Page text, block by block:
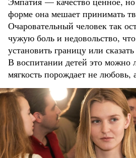
форме она мешает принимать
Очаровательный человек так
чужую боль и недовольство,
установить границу или
В воспитании детей это можно
мягкость порождает не любовь,